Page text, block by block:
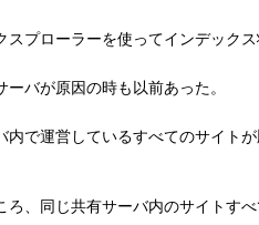
スプローラーを使ってインデックス
ーバが原因の時も以前あった。
内で運営しているすべてのサイト
ろ、同じ共有サーバ内のサイトす